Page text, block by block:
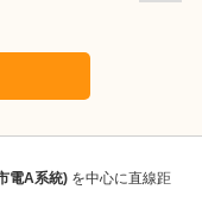
電A系統) を中心に直線距